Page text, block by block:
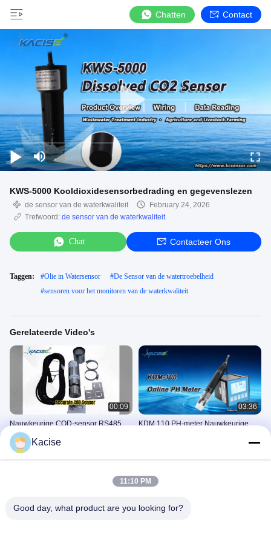
Chatten Contact
KWS-5000 Kooldioxidesensorbedrading en gegevenslezen
de sensor van de waterkwaliteit
February 24, 2026
Trefwoord: de sensor van de waterkwaliteit
Chat Contacteer Ons
Taggen: #Olie in Watersensor #De Sensor van de watertroebelheid
#sensoren voor het monitoren van de waterkwaliteit
Gerelateerde Video's
00:09
Nauwkeurige COD-sensor RS485
Modbus IP68
De Sensor Van De
03:36
KDM 110 PH-meter Nauwkeurige
Kacise
11:10 PM
Good day, what product are you looking for?